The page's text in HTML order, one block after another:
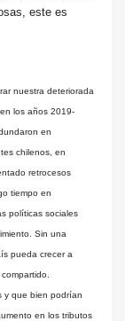
este es
nuestra deteriorada
los años 2019-
en
chilenos, en
retrocesos
tiempo en
políticas sociales
Sin una
pueda crecer a
y que bien podrían
en los tributos